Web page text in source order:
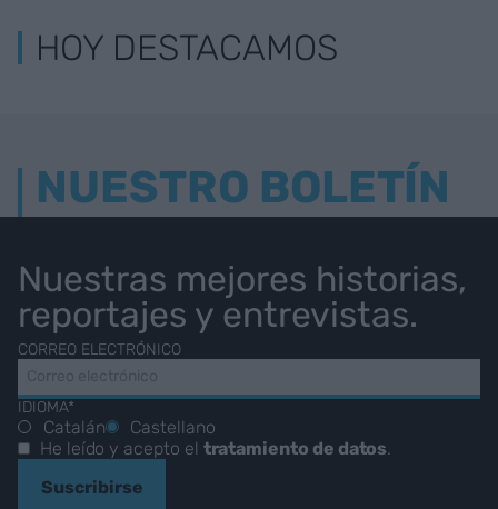
HOY DESTACAMOS
NUESTRO BOLETÍN
Nuestras mejores historias,
reportajes y entrevistas.
CORREO ELECTRÓNICO
IDIOMA*
Catalán
Castellano
He leído y acepto el tratamiento de datos.
Suscribirse